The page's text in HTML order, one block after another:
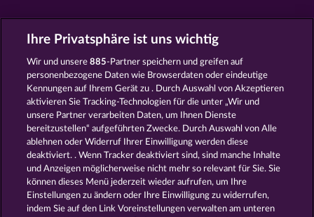
THE GRIFFIN MAGIC MIRROR
PHANTOMS MIRROR
Ihre Privatsphäre ist uns wichtig
Wir und unsere885-Partner speichern und greifen auf
personenbezogene Daten wie Browserdaten oder eindeutige
Kennungen auf Ihrem Gerät zu . Durch Auswahl von Akzeptieren
aktivieren Sie Tracking-Technologien für die unter „Wir und
unsere Partner verarbeiten Daten, um Ihnen Dienste
bereitzustellen“ aufgeführten Zwecke. Durch Auswahl von Alle
ablehnen oder Widerruf Ihrer Einwilligung werden diese
deaktiviert. . Wenn Tracker deaktiviert sind, sind manche Inhalte
und Anzeigen möglicherweise nicht mehr so ​​relevant für Sie. Sie
können dieses Menü jederzeit wieder aufrufen, um Ihre
Einstellungen zu ändern oder Ihre Einwilligung zu widerrufen,
indem Sie auf den Link Voreinstellungen verwalten am unteren